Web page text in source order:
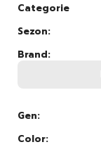
Categorie
Sezon:
Brand:
Gen:
Color: